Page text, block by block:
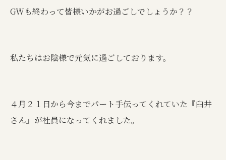
GWも終わって皆様いかがお過ごしでしょうか？？
私たちはお陰様で元気に過ごしております。
４月２１日から今までパート手伝ってくれていた『臼井
さん』が社員になってくれました。